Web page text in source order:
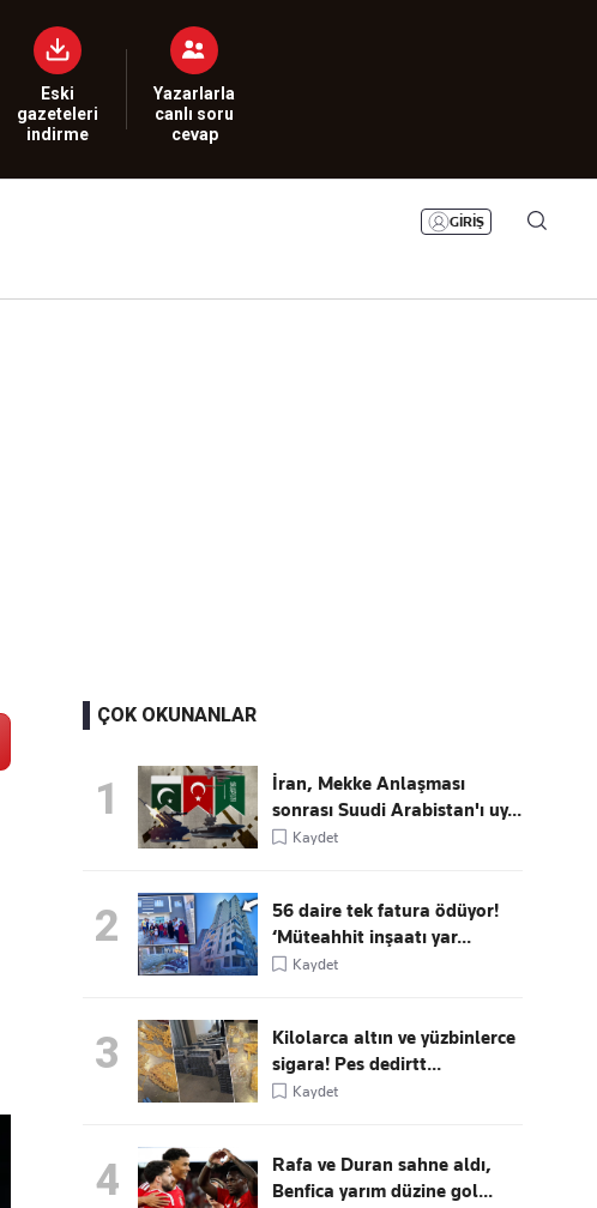
Eski
gazeteleri
indirme
Yazarlarla
canlı soru
cevap
GİRİŞ
Namaz Vakitleri
Sesli Yayınlar
ÇOK OKUNANLAR
1
İran, Mekke Anlaşması
sonrası Suudi Arabistan'ı uy...
Kaydet
2
56 daire tek fatura ödüyor!
‘Müteahhit inşaatı yar...
Kaydet
3
Kilolarca altın ve yüzbinlerce
sigara! Pes dedirtt...
Kaydet
4
Rafa ve Duran sahne aldı,
Benfica yarım düzine gol...